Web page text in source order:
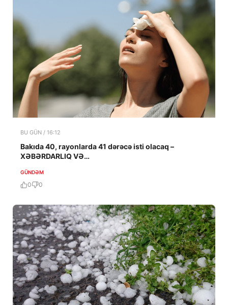
BU GÜN / 16:12
Bakıda 40, rayonlarda 41 dərəcə isti olacaq –
XƏBƏRDARLIQ VƏ…
GÜNDƏM
0 0